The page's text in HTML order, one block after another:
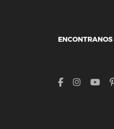
ENCONTRANOS